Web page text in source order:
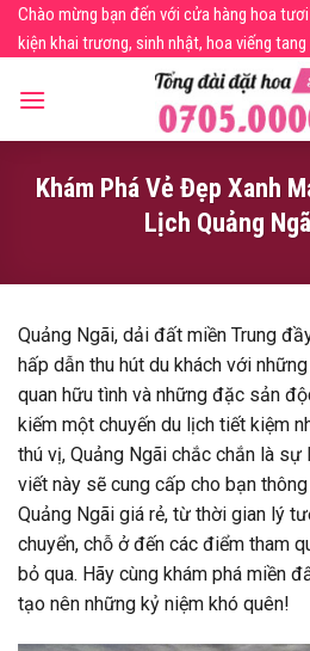
SkipChào mừng bạn đến với cửa hàng hoa
kiện khai trương, sinh nhật, hoa viếng tang
Khám Phá Vẻ Đẹp Xanh
Lịch Quảng
Quảng Ngãi, dải đất miền Trung
hấp dẫn thu hút du khách với
quan hữu tình và những đặc sản
kiếm một chuyến du lịch tiết kiệm
thú vị, Quảng Ngãi chắc chắn là sự
viết này sẽ cung cấp cho bạn
Quảng Ngãi giá rẻ, từ thời gian lý
chuyển, chỗ ở đến các điểm tham
bỏ qua. Hãy cùng khám phá miền
tạo nên những kỷ niệm khó quên!